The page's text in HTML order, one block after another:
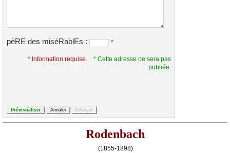
pèRE des miséRablEs : *
* Information requise.
* Cette adresse ne sera pas
publiée.
Rodenbach
(1855-1898)